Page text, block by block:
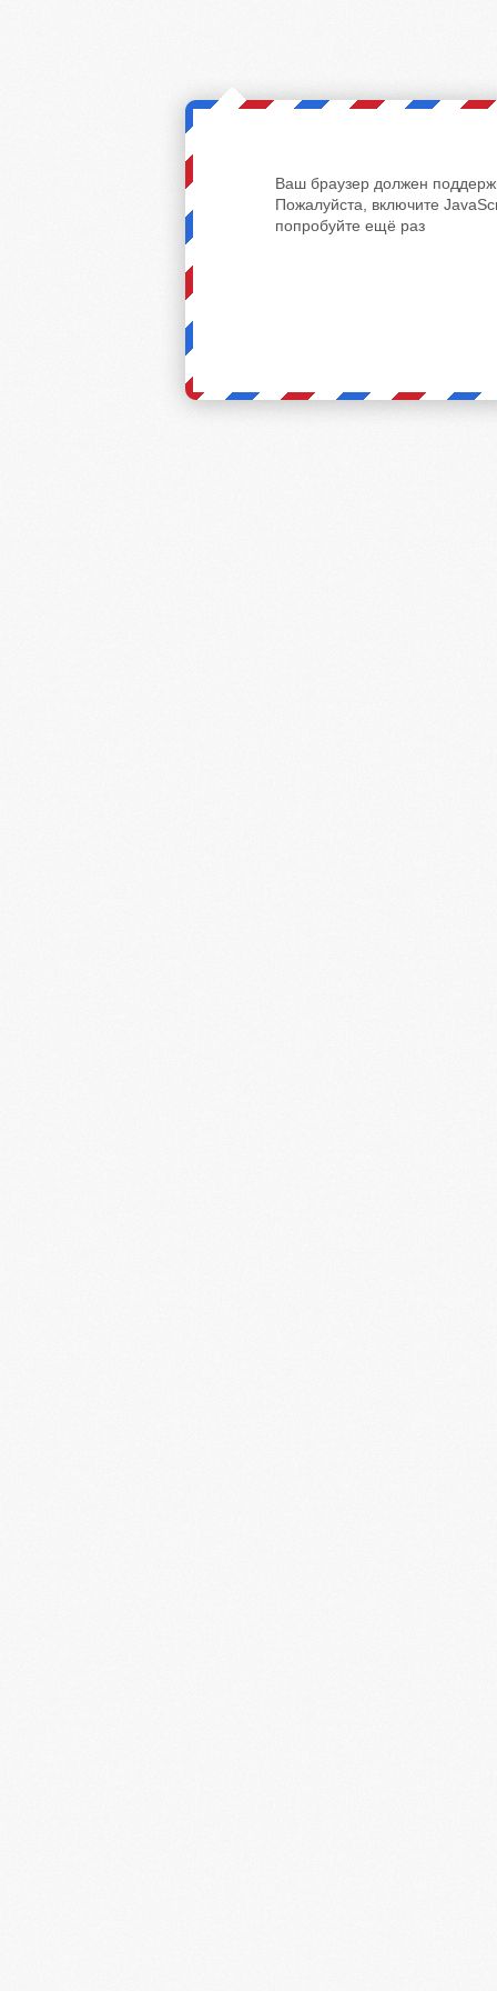
Ваш браузер должен
Пожалуйста, включите
попробуйте ещё раз